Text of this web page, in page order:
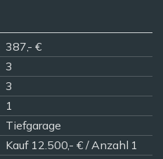
387,- €
3
3
1
Tiefgarage
Kauf 12.500,- € / Anzahl 1